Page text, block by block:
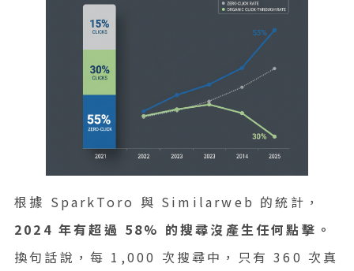
根據 SparkToro 與 Similarweb 的統計，
2024 年有超過 58% 的搜尋沒產生任何點擊。
換句話說，每 1,000 次搜尋中，只有 360 次真